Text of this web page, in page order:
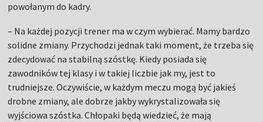
powołanym do kadry.
– Na każdej pozycji trener ma w czym wybierać. Mamy bardzo
solidne zmiany. Przychodzi jednak taki moment, że trzeba się
zdecydować na stabilną szóstkę. Kiedy posiada się
zawodników tej klasy i w takiej liczbie jak my, jest to
trudniejsze. Oczywiście, w każdym meczu mogą być jakieś
drobne zmiany, ale dobrze jakby wykrystalizowała się
wyjściowa szóstka. Chłopaki będą wiedzieć, że mają